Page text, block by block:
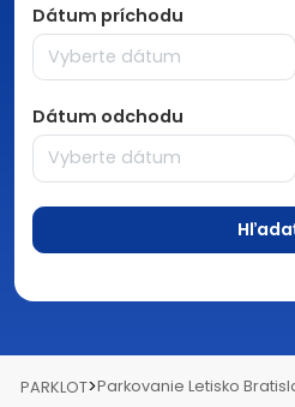
Dátum príchodu
Dátum odchodu
PARKLOT>Parkovanie Letisko